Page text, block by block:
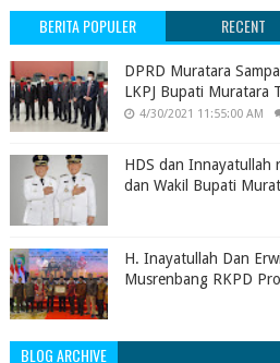
BERITA POPULER RECENT
DPRD Muratara
LKPJ Bupati Muratara
4/30/2021 11:55:00 AM
HDS dan Innayatullah
dan Wakil Bupati
H. Inayatullah Dan
Musrenbang RKPD
BLOG ARCHIVE